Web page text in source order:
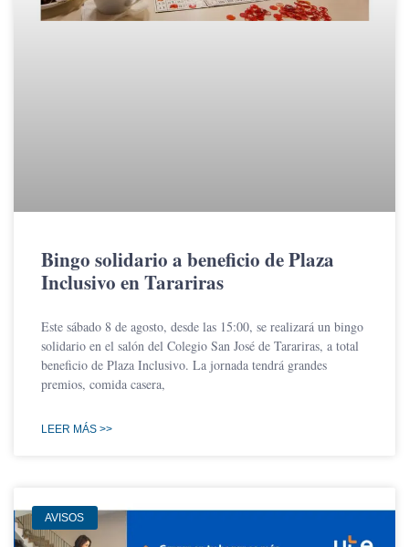
Bingo solidario a beneficio de Plaza
Inclusivo en Tarariras
Este sábado 8 de agosto, desde las 15:00, se realizará un bingo
solidario en el salón del Colegio San José de Tarariras, a total
beneficio de Plaza Inclusivo. La jornada tendrá grandes
premios, comida casera,
LEER MÁS >>
AVISOS